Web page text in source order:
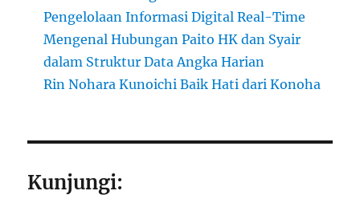
Pengelolaan Informasi Digital Real-Time
Mengenal Hubungan Paito HK dan Syair
dalam Struktur Data Angka Harian
Rin Nohara Kunoichi Baik Hati dari Konoha
Kunjungi: